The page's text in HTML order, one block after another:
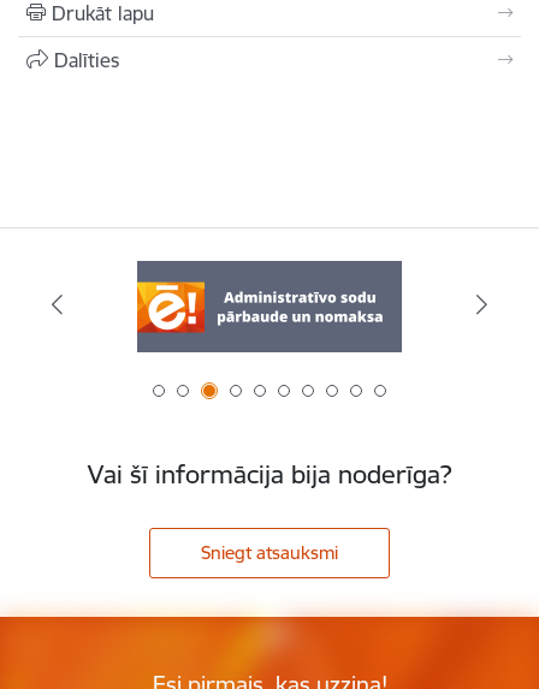
Drukāt lapu
Dalīties
Vai šī informācija bija noderīga?
Sniegt atsauksmi